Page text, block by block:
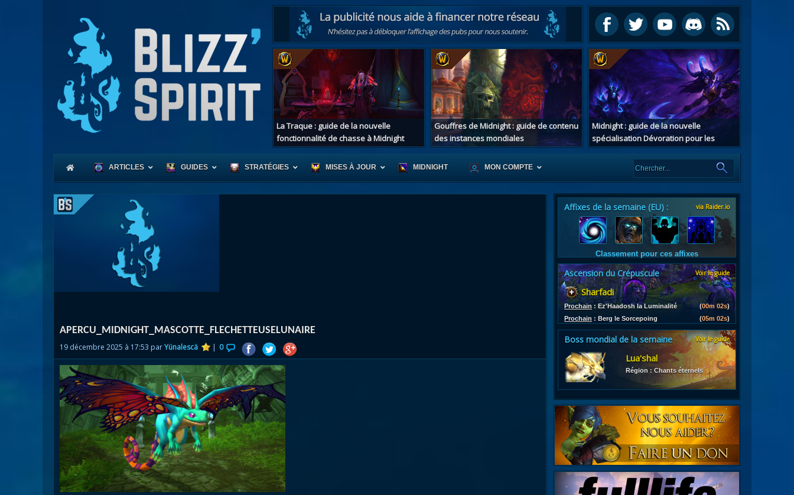
La Traque : guide de la nouvelle
fonctionnalité de chasse à Midnight
Gouffres de Midnight : guide de contenu
des instances mondiales
Midnight : guide de la nouvelle
spécialisation Dévoration pour les
chasseurs de démons
ARTICLES GUIDES
Les ensembles d'armures
STRATÉGIES MISES À JOUR MIDNIGHT MON COMPTE
APERCU_MIDNIGHT_MASCOTTE_FLECHETTEUSELUNAIRE
19 décembre 2025 à 17:53 parYünalescä | 0
Affixes de la semaine (EU) : via Raider.io
Classement pour ces affixes
Ascension du Crépuscule Voir le guide
Sharfadi
Prochain : Ez'Haadosh la Luminalité (00m 01s)
Prochain : Berg le Sorcepoing (05m 01s)
Boss mondial de la semaine Voir le guide
Lua'shal
Région : Chants éternels